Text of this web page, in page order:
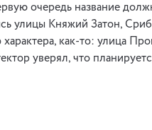
очередь название
улицы Княжий Затон,
как-то: улица
уверял, что